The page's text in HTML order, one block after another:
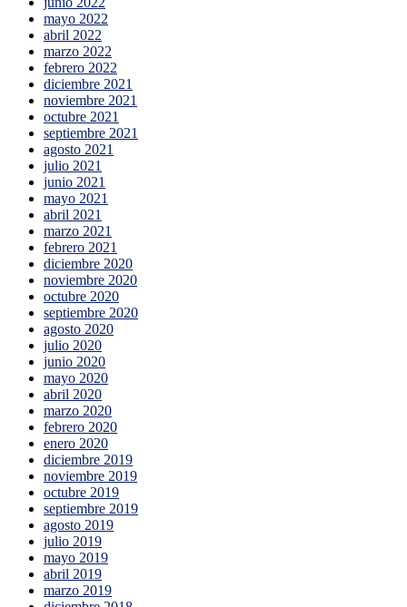
mayo 2022
abril 2022
marzo 2022
febrero 2022
diciembre 2021
noviembre 2021
octubre 2021
septiembre 2021
agosto 2021
julio 2021
junio 2021
mayo 2021
abril 2021
marzo 2021
febrero 2021
diciembre 2020
noviembre 2020
octubre 2020
septiembre 2020
agosto 2020
julio 2020
junio 2020
mayo 2020
abril 2020
marzo 2020
febrero 2020
enero 2020
diciembre 2019
noviembre 2019
octubre 2019
septiembre 2019
agosto 2019
julio 2019
mayo 2019
abril 2019
marzo 2019